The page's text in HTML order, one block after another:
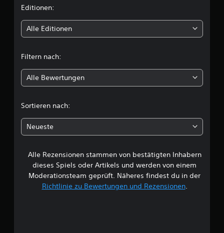
l
i
h
e
B
e
Editionen:
Alle Editionen
Filtern nach:
Alle Bewertungen
Sortieren nach:
Neueste
Alle Rezensionen stammen von bestätigten Inhabern
dieses Spiels oder Artikels und werden von einem
Moderationsteam geprüft. Näheres findest du in der
Richtlinie zu Bewertungen und Rezensionen.